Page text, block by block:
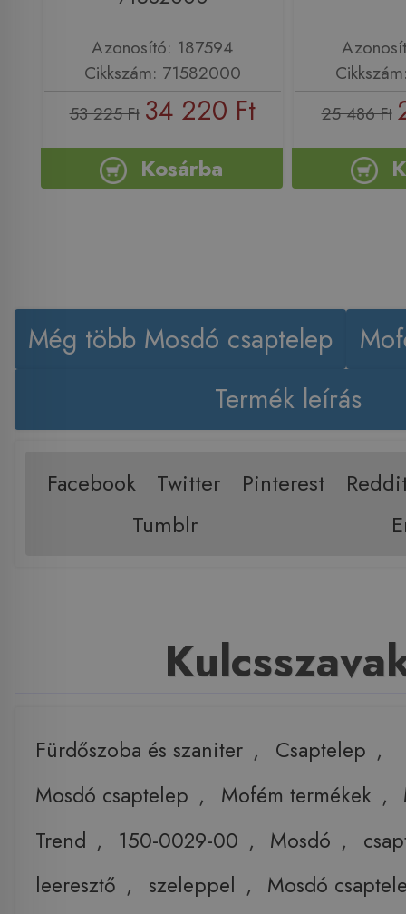
Azonosító: 187594
Cikkszám: 71582000
53 225 Ft 34 220 Ft
Kosárba
25 486 Ft
Még több Mosdó csaptelep
Termék leírás
Facebook Twitter Pinterest
Tumblr
Fürdőszoba és szaniter , Csaptelep ,
Mosdó csaptelep , Mofém termékek ,
Trend , 150-0029-00 , Mosdó ,
leeresztő , szeleppel , Mosdó